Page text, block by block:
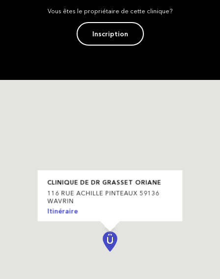
Vous êtes le propriétaire de cette clinique?
Inscription
CLINIQUE DE DR GRASSET ORIANE
116 RUE ACHILLE PINTEAUX 59136
WAVRIN
Itinéraire